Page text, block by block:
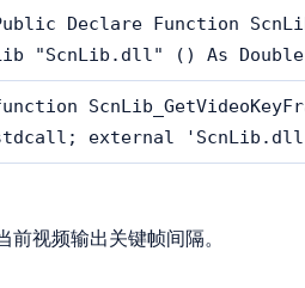
Declare Function
"ScnLib.dll" () As Double
external
前视频输出关键帧间隔。